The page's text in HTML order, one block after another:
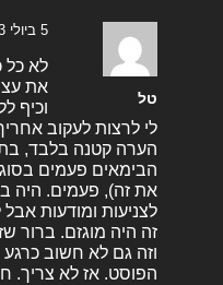
טל
5 ביולי 2013 בשעה 12:37
לא כל
את
וכיף
לי לרצות לעקוב
הערה קטנה בלבד,
הבימאים פעמים
את זה), פעמים. היה
לצניעות ומודעות
זה היה מוגזם. ברור
וזה גם לא חשוב
הפוסט. אז לא צריך.